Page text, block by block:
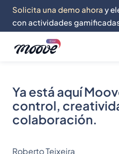
Solicita una demo ahora y
con actividades
Ya está aquí
control,
colaboración.
Roberto Teixeira